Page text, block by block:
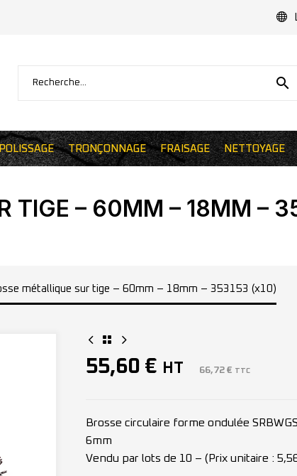
TRONÇONNAGE FRAISAGE NETTOYAGE
TIGE – 60MM – 18MM –
métallique sur tige – 60mm – 18mm – 353153 (x10)
55,60 € HT 66,72 € TTC
Brosse circulaire forme ondulée
6mm
Vendu par lots de 10 – (Prix unitaire :